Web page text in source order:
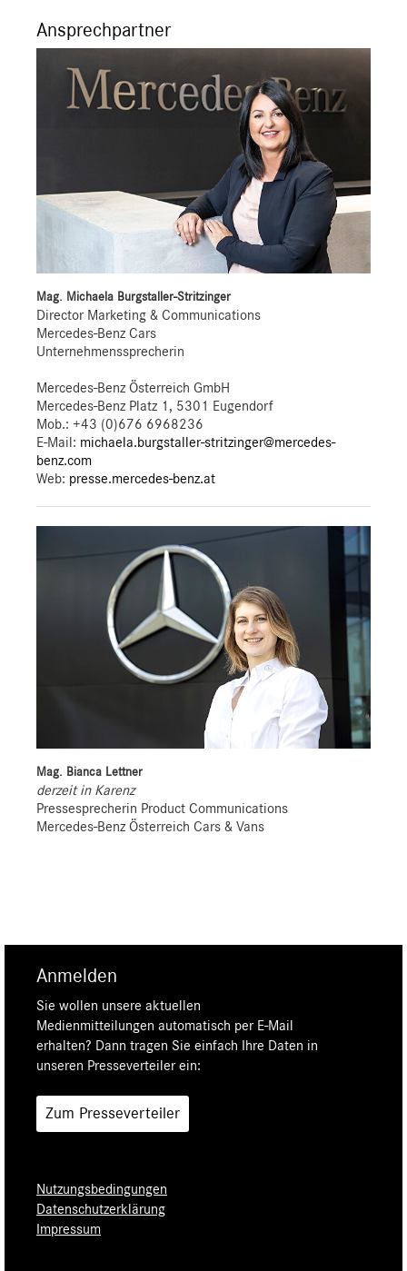
Ansprechpartner
Mag. Michaela Burgstaller-Stritzinger
Director Marketing & Communications
Mercedes-Benz Cars
Unternehmenssprecherin
Mercedes-Benz Österreich GmbH
Mercedes-Benz Platz 1, 5301 Eugendorf
Mob.: +43 (0)676 6968236
E-Mail: michaela.burgstaller-stritzinger@mercedes-
benz.com
Web: presse.mercedes-benz.at
Mag. Bianca Lettner
derzeit in Karenz
Pressesprecherin Product Communications
Mercedes-Benz Österreich Cars & Vans
Anmelden
Sie wollen unsere aktuellen
Medienmitteilungen automatisch per E-Mail
erhalten? Dann tragen Sie einfach Ihre Daten in
unseren Presseverteiler ein:
Zum Presseverteiler
Nutzungsbedingungen
Datenschutzerklärung
Impressum